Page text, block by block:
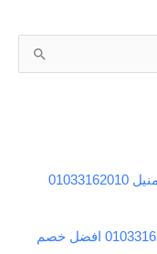
الشركة الالمانية لمكافحة الحشرات في المنيل 01033162010
شركة مكافحة حشرات في القطامية 01033162010 افضل خصم